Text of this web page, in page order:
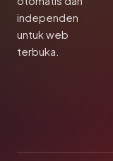
independen
untuk web
terbuka.